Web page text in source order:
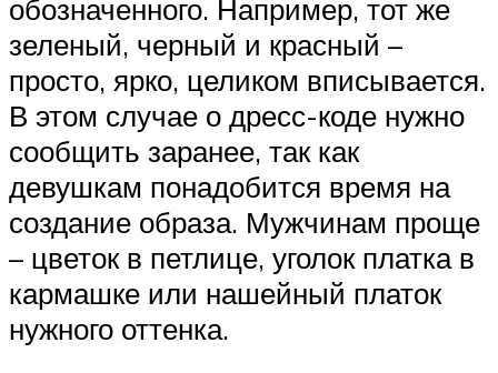
обозначенного. Например, тот же
зеленый, черный и красный –
просто, ярко, целиком вписывается.
В этом случае о дресс-коде нужно
сообщить заранее, так как
девушкам понадобится время на
создание образа. Мужчинам проще
– цветок в петлице, уголок платка в
кармашке или нашейный платок
нужного оттенка.